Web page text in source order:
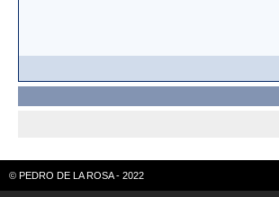
© PEDRO DE LA ROSA - 2022